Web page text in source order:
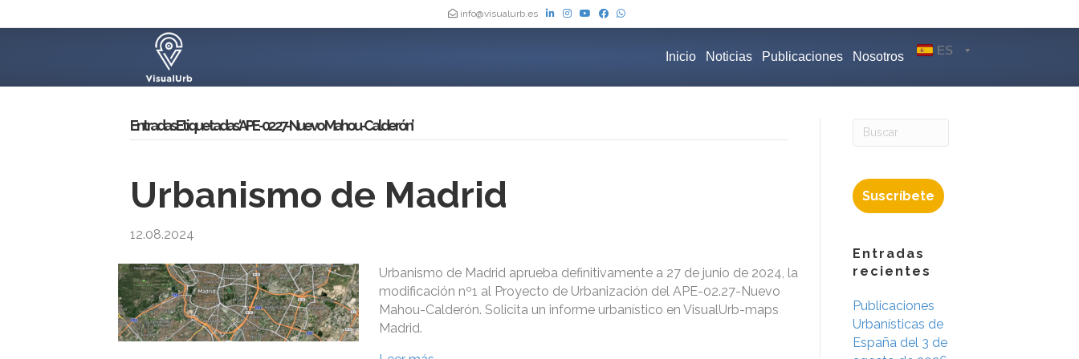
info@visualurb.es
Inicio Noticias Publicaciones Nosotros ES
Entradas Etiquetadas ‘APE-02.27-Nuevo Mahou-Calderón’
Urbanismo de Madrid
12.08.2024
Urbanismo de Madrid aprueba definitivamente a 27 de junio de 2024, la
modificación nº1 al Proyecto de Urbanización del APE-02.27-Nuevo
Mahou-Calderón. Solicita un informe urbanístico en VisualUrb-maps
Madrid.
Suscríbete
Entradas
recientes
Publicaciones
Urbanísticas de
España del 3 de